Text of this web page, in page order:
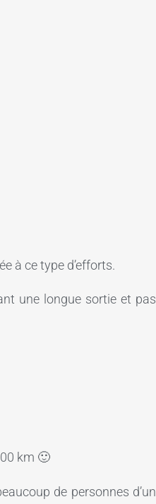
à ce type d’efforts.
une longue sortie et pas
km 🙂
de personnes d’un